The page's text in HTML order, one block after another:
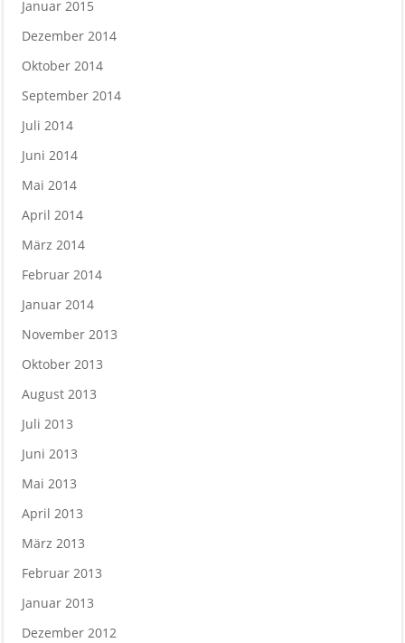
Januar 2015
Dezember 2014
Oktober 2014
September 2014
Juli 2014
Juni 2014
Mai 2014
April 2014
März 2014
Februar 2014
Januar 2014
November 2013
Oktober 2013
August 2013
Juli 2013
Juni 2013
Mai 2013
April 2013
März 2013
Februar 2013
Januar 2013
Dezember 2012